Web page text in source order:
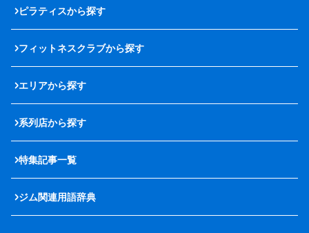
ピラティスから探す
フィットネスクラブから探す
エリアから探す
系列店から探す
特集記事一覧
ジム関連用語辞典